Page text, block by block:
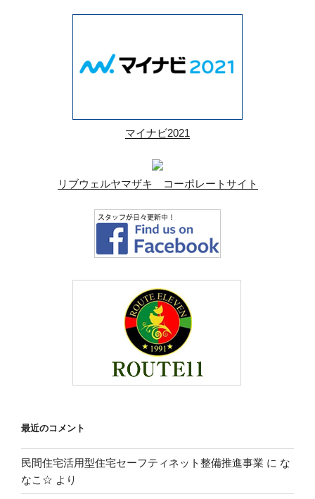
マイナビ2021
リブウェルヤマザキ コーポレートサイト
最近のコメント
民間住宅活用型住宅セーフティネット整備推進事業 に な
なこ☆ より